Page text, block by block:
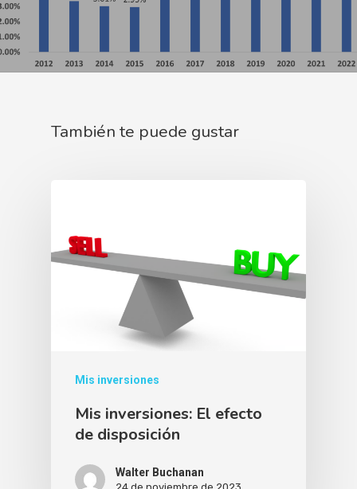
También te puede gustar
Mis inversiones
Mis inversiones: El efecto
de disposición
Walter Buchanan